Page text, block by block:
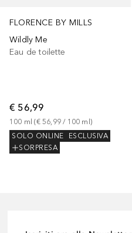
FLORENCE BY MILLS
Wildly Me
Eau de toilette
€ 56,99
100 ml (€ 56,99 / 100 ml )
SOLO ONLINE
ESCLUSIVA
SORPRESA